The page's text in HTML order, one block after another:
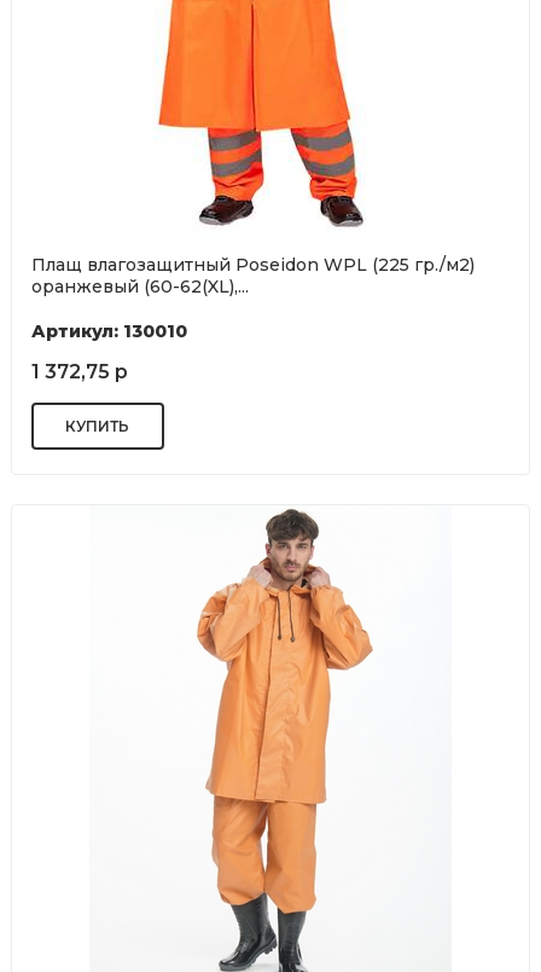
Плащ влагозащитный Poseidon WPL (225 гр./м2)
оранжевый (60-62(XL),...
Артикул: 130010
1 372,75 р